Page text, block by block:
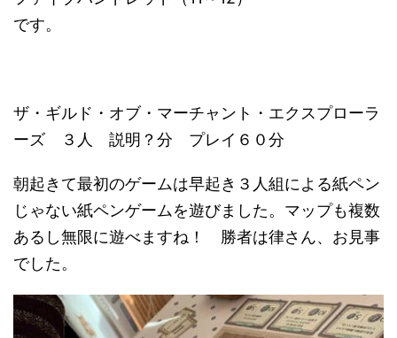
です。
ザ・ギルド・オブ・マーチャント・エクスプローラ
ーズ ３人 説明？分 プレイ６０分
朝起きて最初のゲームは早起き３人組による紙ペン
じゃない紙ペンゲームを遊びました。マップも複数
あるし無限に遊べますね！ 勝者は律さん、お見事
でした。